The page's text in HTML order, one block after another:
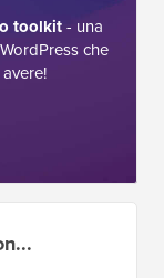
toolkit- una
che